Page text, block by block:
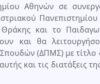
Αθηνών σε
Θράκης και το
και θα
(ΔΠΜΣ) με τίτλο
και τις διατάξεις